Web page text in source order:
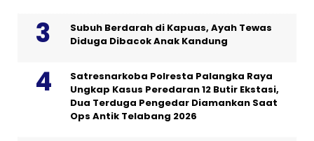
Subuh Berdarah di Kapuas, Ayah Tewas
Diduga Dibacok Anak Kandung
Satresnarkoba Polresta Palangka Raya
Ungkap Kasus Peredaran 12 Butir Ekstasi,
Dua Terduga Pengedar Diamankan Saat
Ops Antik Telabang 2026